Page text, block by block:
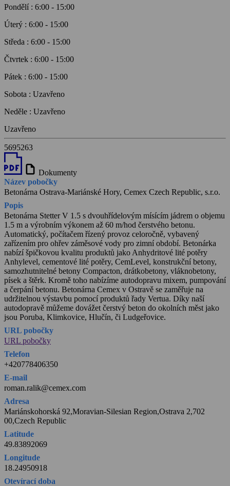
Pondělí : 6:00 - 15:00
Úterý : 6:00 - 15:00
Středa : 6:00 - 15:00
Čtvrtek : 6:00 - 15:00
Pátek : 6:00 - 15:00
Sobota : Uzavřeno
Neděle : Uzavřeno
Uzavřeno
5695263
draft Dokumenty
Název pobočky
Betonárna Ostrava-Mariánské Hory, Cemex Czech Republic, s.r.o.
Popis
Betonárna Stetter V 1.5 s dvouhřídelovým mísícím jádrem o objemu
1.5 m a výrobním výkonem až 60 m/hod čerstvého betonu.
Automatický, počítačem řízený provoz celoročně, vybavený
zařízením pro ohřev záměsové vody pro zimní období. Betonárka
nabízí špičkovou kvalitu produktů jako Anhydritové lité potěry
Anhylevel, cementové lité potěry, CemLevel, konstrukční betony,
samozhutnitelné betony Compacton, drátkobetony, vláknobetony,
písek a štěrk. Kromě toho nabízíme autodopravu mixem, pumpování
a čerpání betonu. Betonárna Cemex v Ostravě se zaměřuje na
udržitelnou výstavbu pomocí produktů řady Vertua. Díky naší
autodopravě můžeme dovážet čerstvý beton do okolních měst jako
jsou Poruba, Klimkovice, Hlučín, či Ludgeřovice.
URL pobočky
URL pobočky
Telefon
+420778406350
E-mail
roman.ralik@cemex.com
Adresa
Mariánskohorská 92,Moravian-Silesian Region,Ostrava 2,702
00,Czech Republic
Latitude
49.83892069
Longitude
18.24950918
Otevírací doba